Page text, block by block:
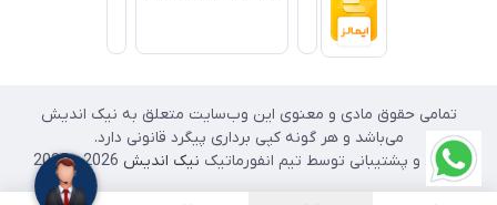
تمامی حقوق مادی و معنوی این وب‌سایت متعلق به نیک اندیش
می‌باشد و هر گونه کپی برداری پیگرد قانونی دارد.
طراحی و پشتیبانی توسط تیم انفورماتیک نیک اندیش 2026 - 2025